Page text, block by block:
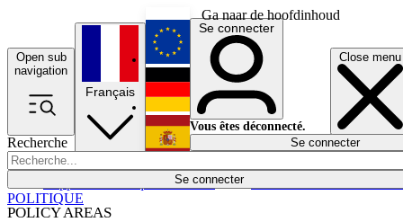
Ga naar de hoofdinhoud
Open sub
navigation
Close menu
Recherche
Se connecter
POLICY AREAS
Économie
Français
English
Deutsch
Español
Se connecter
Vous êtes déconnecté.
Se connecter
POLITIQUE